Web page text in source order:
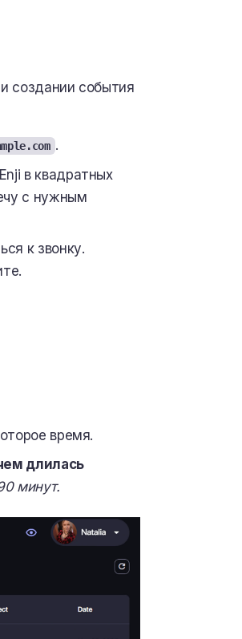
создании события
.
в квадратных
с нужным
к звонку.
время.
длилась
минут.